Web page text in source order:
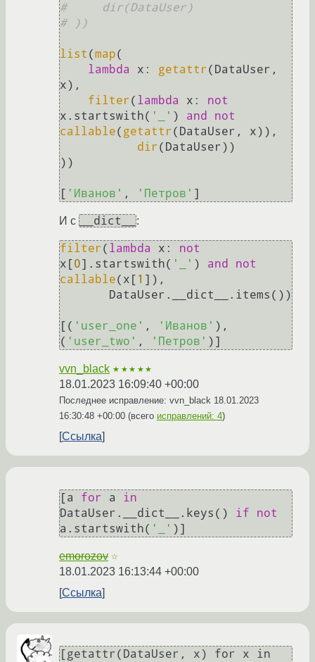
#     dir(DataUser)
# ))
list (map(
lambda
x: getattr(DataUser,
x),
filter( lambda x: not
x.startswith( '_' ) and
not
callable( getattr(DataUser, x)),
dir(DataUser))
))
[ 'Иванов' , 'Петров'
И с __dict__ :
filter( lambda x: not
x[0].startswith( '_' ) and
not
callable(x[ 1 ]),
[( 'user_one' , 'Иванов' ),
( 'user_two' , 'Петров'
vvn_black ★★★★★
18.01.2023 16:09:40 +00:00
Последнее исправление: vvn_black 18.01.2023
16:30:48 +00:00 (всего исправлений: 4)
Ссылка
[a for a in
DataUser.__dict__.keys() if
not
a.startswith( '_'
emorozov ☆
18.01.2023 16:13:44 +00:00
Ссылка
[getattr(DataUser, x) for x in